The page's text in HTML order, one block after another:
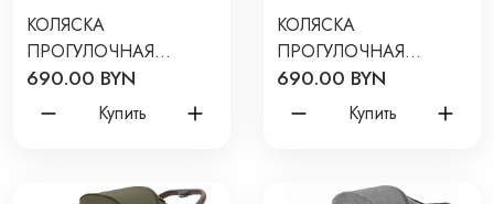
КОЛЯСКА
ПРОГУЛОЧНАЯ
CARRELLO BRAVO LITE
ЦВЕТ: BAMBOO
GREEN CRL-5529
690.00 BYN
Купить
КОЛЯСКА
ПРОГУЛОЧНАЯ
CARRELLO BRAVO LITE
ЦВЕТ: CLUB BEIGE
690.00 BYN
Купить